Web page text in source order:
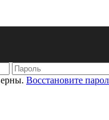
Восстановите